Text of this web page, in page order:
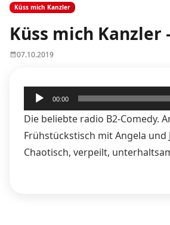
Küss mich Kanzler
Küss mich Kanzler
07.10.2019
Audio-
Player
00:00
Die beliebte radio B2-Comedy.
Frühstückstisch mit Angela und
Chaotisch, verpeilt,